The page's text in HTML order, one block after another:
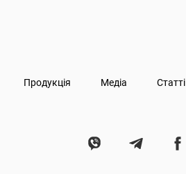
Продукція Медіа Статті